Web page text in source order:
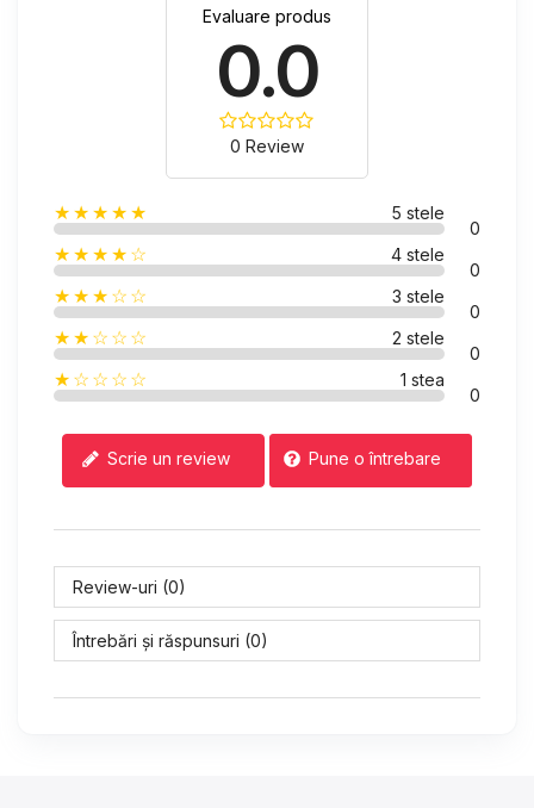
Evaluare produs
0.0
0 Review
★★★★★ 5 stele
0
★★★★☆
4 stele
0
★★★☆☆
3 stele
0
★★☆☆☆
2 stele
0
★☆☆☆☆
1 stea
0
Scrie un review Pune o întrebare
Review-uri (0)
Întrebări și răspunsuri (0)